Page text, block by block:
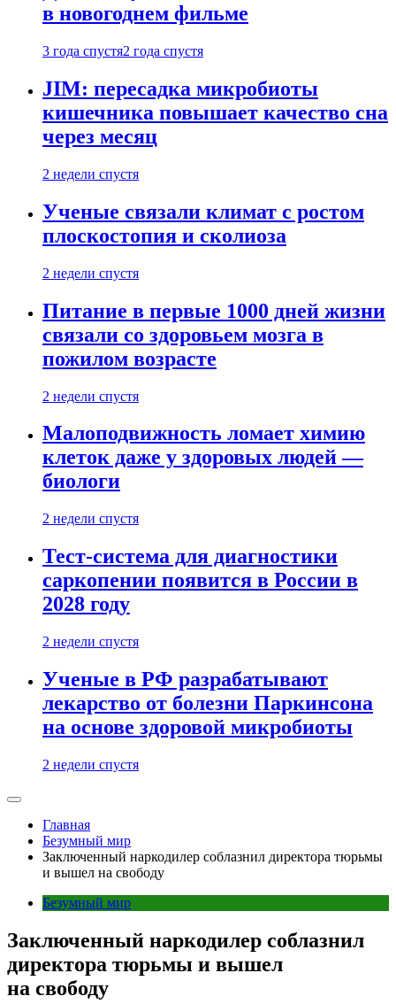
в новогоднем фильме
3 года спустя2 года спустя
JIM: пересадка микробиоты
кишечника повышает качество сна
через месяц
2 недели спустя
Ученые связали климат с ростом
плоскостопия и сколиоза
2 недели спустя
Питание в первые 1000 дней жизни
связали со здоровьем мозга в
пожилом возрасте
2 недели спустя
Малоподвижность ломает химию
клеток даже у здоровых людей —
биологи
2 недели спустя
Тест-система для диагностики
саркопении появится в России в
2028 году
2 недели спустя
Ученые в РФ разрабатывают
лекарство от болезни Паркинсона
на основе здоровой микробиоты
2 недели спустя
Главная
Безумный мир
Заключенный наркодилер соблазнил директора тюрьмы
и вышел на свободу
Безумный мир
Заключенный наркодилер соблазнил
директора тюрьмы и вышел
на свободу